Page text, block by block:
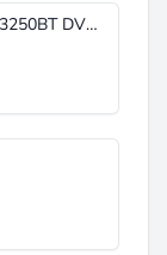
AVH P 3380BT 3200BT DVD 3250BT DVD.pdf